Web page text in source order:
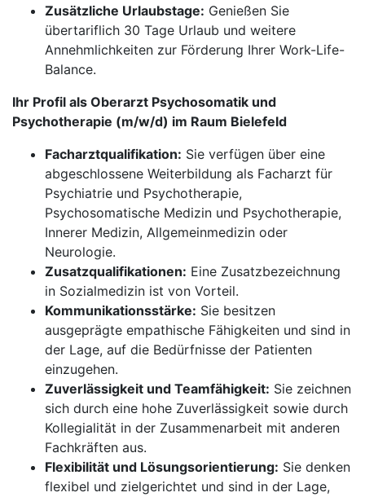
Zusätzliche Urlaubstage: Genießen Sie
übertariflich 30 Tage Urlaub und weitere
Annehmlichkeiten zur Förderung Ihrer Work-Life-
Balance.
Ihr Profil als Oberarzt Psychosomatik und
Psychotherapie (m/w/d) im Raum Bielefeld
Facharztqualifikation: Sie verfügen über eine
abgeschlossene Weiterbildung als Facharzt für
Psychiatrie und Psychotherapie,
Psychosomatische Medizin und Psychotherapie,
Innerer Medizin, Allgemeinmedizin oder
Neurologie.
Zusatzqualifikationen: Eine Zusatzbezeichnung
in Sozialmedizin ist von Vorteil.
Kommunikationsstärke: Sie besitzen
ausgeprägte empathische Fähigkeiten und sind in
der Lage, auf die Bedürfnisse der Patienten
einzugehen.
Zuverlässigkeit und Teamfähigkeit: Sie zeichnen
sich durch eine hohe Zuverlässigkeit sowie durch
Kollegialität in der Zusammenarbeit mit anderen
Fachkräften aus.
Flexibilität und Lösungsorientierung: Sie denken
flexibel und zielgerichtet und sind in der Lage,